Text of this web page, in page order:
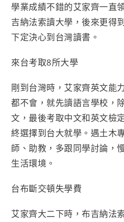
學業成績不錯的艾家齊一直
吉納法索讀大學，後來更得
下定決心到台灣讀書。
來台考取8所大學
剛到台灣時，艾家齊英文能
都不會，就先讀語言學校，
文，最後考取中文和英文檢
終選擇到台大就學。遇土木
師、助教，多跟同學討論，
生活環境。
台布斷交頓失學費
艾家齊大二下時，布吉納法